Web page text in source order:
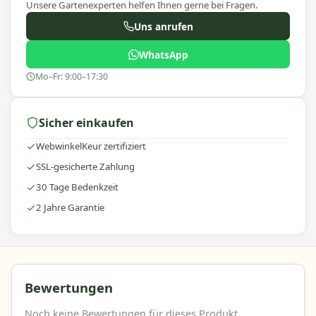
Gartenmöbel und Accessoires mit einem
ausgezeichneten Preis-Leistungs-Verhältnis. Wir
bieten ein umfangreiches Sortiment, schnelle
Lieferung und fachkundige Beratung, damit Sie
die beste Wahl für Ihren Außenbereich treffen
können.
Unsere Gartenexperten helfen Ihnen gerne bei Fragen.
Uns anrufen
WhatsApp
Mo–Fr: 9:00–17:30
Sicher einkaufen
WebwinkelKeur zertifiziert
SSL-gesicherte Zahlung
30 Tage Bedenkzeit
2 Jahre Garantie
Bewertungen